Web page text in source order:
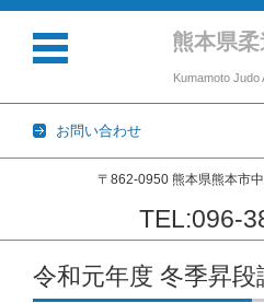
熊本県
Kumamoto Judo
お問い合わせ
〒862-0950 熊本県熊本市
TEL:096-
コンテンツに移動
令和元年度 冬季昇段